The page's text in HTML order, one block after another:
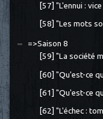
[57] "L'ennui :
[58] "Les mots
=>Saison 8
[59] "La société
[60] "Qu'est-ce
[61] "Qu'est-ce
[62] "L'échec :